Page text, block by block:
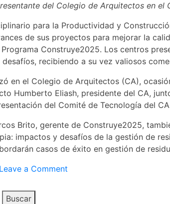
del Colegio de Arquitectos en el
para la Productividad y
de sus proyectos para mejorar la
Construye2025. Los centros
recibiendo a su vez valiosos
en el Colegio de Arquitectos (CA),
Humberto Eliash, presidente del CA,
del Comité de Tecnología del
Brito, gerente de Construye2025,
impactos y desafíos de la gestión de
casos de éxito en gestión de
Leave a Comment
Buscar